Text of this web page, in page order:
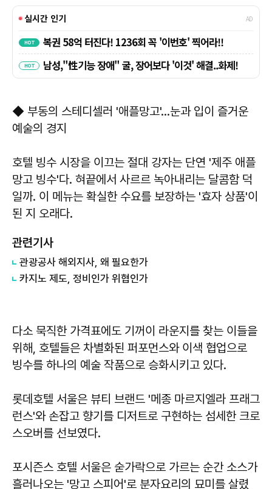
◆ 부동의 스테디셀러 '애플망고'…눈과 입이 즐거운
예술의 경지
호텔 빙수 시장을 이끄는 절대 강자는 단연 '제주 애플
망고 빙수'다. 혀끝에서 사르르 녹아내리는 달콤함 덕
일까. 이 메뉴는 확실한 수요를 보장하는 '효자 상품'이
된 지 오래다.
관련기사
관광공사 해외지사, 왜 필요한가
카지노 제도, 정비인가 위협인가
다소 묵직한 가격표에도 기꺼이 라운지를 찾는 이들을
위해, 호텔들은 차별화된 퍼포먼스와 이색 협업으로
빙수를 하나의 예술 작품으로 승화시키고 있다.
롯데호텔 서울은 뷰티 브랜드 '메종 마르지엘라 프래그
런스'와 손잡고 향기를 디저트로 구현하는 섬세한 크로
스오버를 선보였다.
포시즌스 호텔 서울은 숟가락으로 가르는 순간 소스가
흘러나오는 '망고 스피어'로 분자요리의 묘미를 살렸